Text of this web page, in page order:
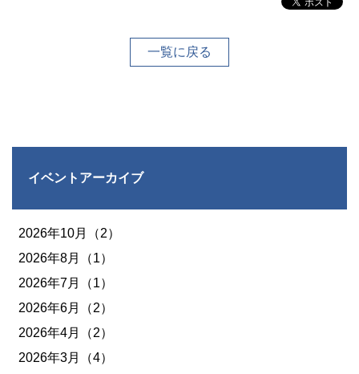
一覧に戻る
イベントアーカイブ
2026年10月（2）
2026年8月（1）
2026年7月（1）
2026年6月（2）
2026年4月（2）
2026年3月（4）